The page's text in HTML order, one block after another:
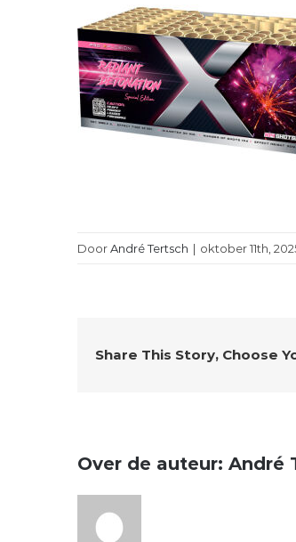
DoorAndré Tertsch | oktober 11th,
Share This Story, Choose
Over de auteur: André